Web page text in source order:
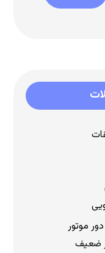
موتور
ضعیف